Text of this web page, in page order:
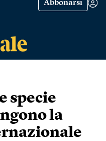
Abbonarsi
specie
la